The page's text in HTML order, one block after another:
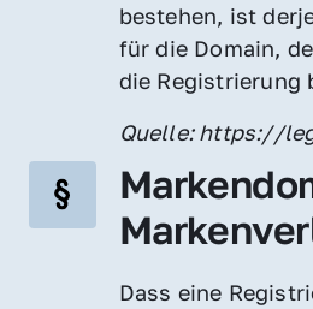
bestehen, ist
für die Domain,
die Registrierung
Quelle: https://
Dass eine